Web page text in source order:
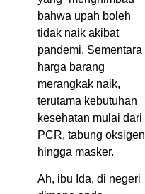
bahwa upah boleh
tidak naik akibat
pandemi. Sementara
harga barang
merangkak naik,
terutama kebutuhan
kesehatan mulai dari
PCR, tabung oksigen
hingga masker.
Ah, ibu Ida, di negeri